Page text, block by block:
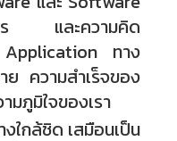
าร และความคิด
Application ทาง
ความสำเร็จของ
มภูมิใจของเรา
ใกล้ชิด เสมือนเป็น